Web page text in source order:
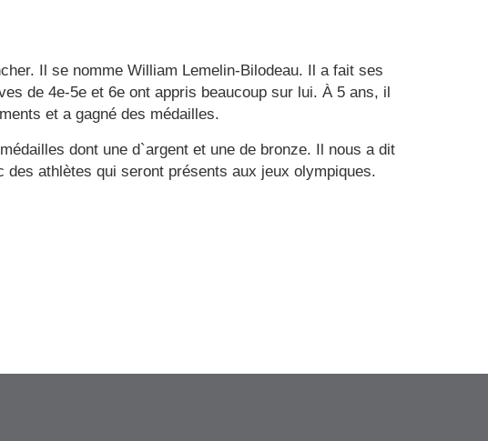
Il se nomme William Lemelin-Bilodeau. Il a fait ses
de 4e-5e et 6e ont appris beaucoup sur lui. À 5 ans, il
et a gagné des médailles.
dont une d`argent et une de bronze. Il nous a dit
athlètes qui seront présents aux jeux olympiques.